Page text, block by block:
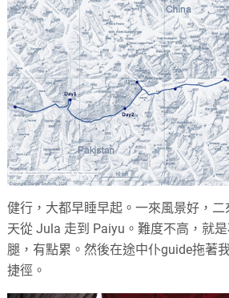
健行，大都早睡早起。一來風景好，
天從 Jula 走到 Paiyu。難度不高，就
腿，有點累。然後在途中仆guide拖著
捷徑。